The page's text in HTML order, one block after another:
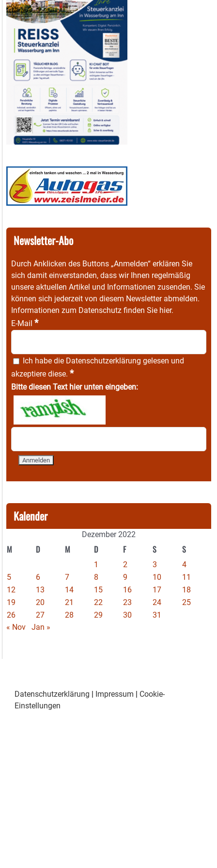
Newsletter-Abo
Durch Anklicken des Buttons „Anmelden“ erklären Sie
sich damit einverstanden, dass wir Ihnen regelmäßig
unsere aktuellen Artikel und Informationen zusenden. Sie
können sich jederzeit von diesem Newsletter abmelden.
Informationen zum Datenschutz finden Sie hier.
E-Mail *
Ich habe die Datenschutzerklärung gelesen und
akzeptiere diese. *
Bitte diesen Text hier unten eingeben:
Kalender
Dezember 2022
M D M D F S S
1 2 3
4
5
6 7 8 9 10
11
12
13 14 15 16 17
18
19
20 21 22 23 24
25
26
27 28 29 30
31
« Nov
Jan »
Datenschutzerklärung Impressum
Cookie-
Einstellungen